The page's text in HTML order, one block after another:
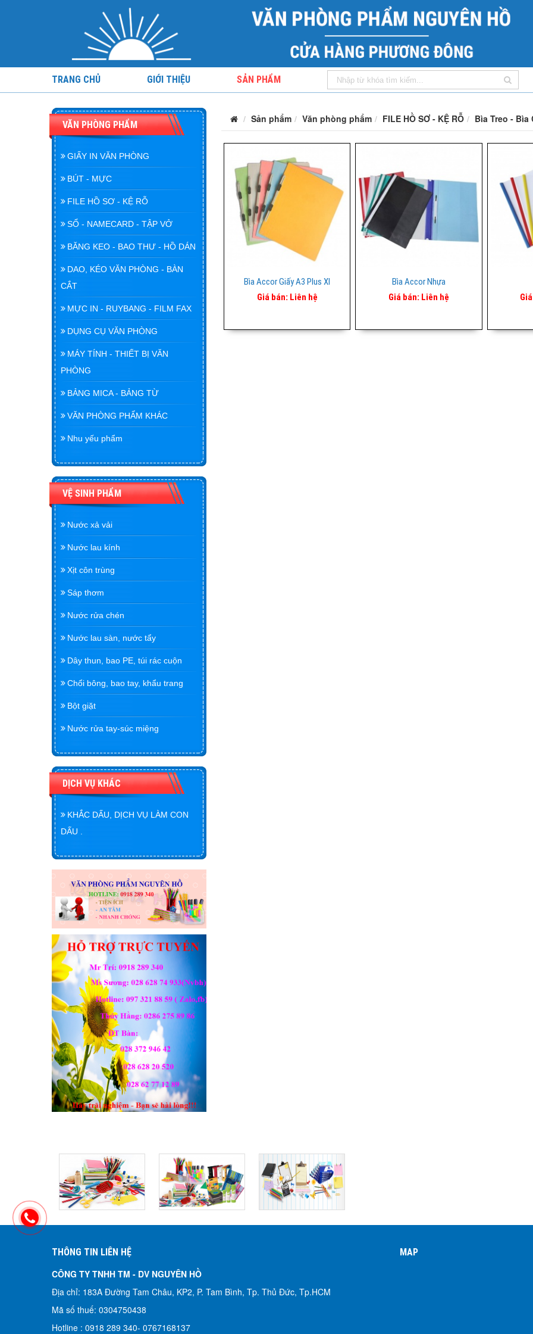
TRANG CHỦ GIỚI THIỆU SẢN PHẨM
VĂN PHÒNG PHẨM
GIẤY IN VĂN PHÒNG
BÚT - MỰC
FILE HỒ SƠ - KỆ RỖ
SỔ - NAMECARD - TẬP VỞ
BĂNG KEO - BAO THƯ - HỒ DÁN
DAO, KÉO VĂN PHÒNG - BÀN
CẮT
MỰC IN - RUYBANG - FILM FAX
DỤNG CỤ VĂN PHÒNG
MÁY TÍNH - THIẾT BỊ VĂN
PHÒNG
BẢNG MICA - BẢNG TỪ
VĂN PHÒNG PHẨM KHÁC
Nhu yếu phẩm
VỆ SINH PHẨM
Nước xả vải
Nước lau kính
Xịt côn trùng
Sáp thơm
Nước rửa chén
Nước lau sàn, nước tẩy
Dây thun, bao PE, túi rác cuộn
Chổi bông, bao tay, khẩu trang
Bột giặt
Nước rửa tay-súc miệng
DỊCH VỤ KHÁC
KHẮC DẤU, DỊCH VỤ LÀM CON
DẤU .
Sản phẩm Văn phòng phẩm FILE HỒ SƠ - KỆ RỖ Bìa Treo - Bìa
Bìa Accor Giấy A3 Plus Xl
Giá bán: Liên hệ
Bìa Accor Nhựa
Giá bán: Liên hệ
THÔNG TIN LIÊN HỆ
CÔNG TY TNHH TM - DV NGUYÊN HỒ​
Địa chỉ: 183A Đường Tam Châu, KP2, P. Tam Bình, Tp. Thủ Đức, Tp.HCM
Mã số thuế: 0304750438
Hotline : 0918 289 340- 0767168137
MAP